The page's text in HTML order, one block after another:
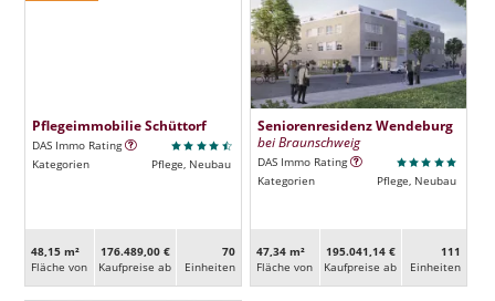
Pflegeimmobilie Schüttorf
DAS Immo Rating
Kategorien
Pflege, Neubau
48,15 m²
Fläche von
176.489,00 €
Kaufpreise ab
70
Ein­heiten
Seniorenresidenz Wendeburg
bei Braunschweig
DAS Immo Rating
Kategorien
Pflege, Neubau
47,34 m²
Fläche von
195.041,14 €
Kaufpreise ab
111
Ein­heiten